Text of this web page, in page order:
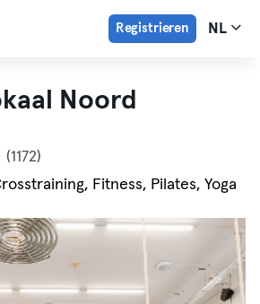
Registrieren NL
Noord
(1172)
Fitness, Pilates, Yoga